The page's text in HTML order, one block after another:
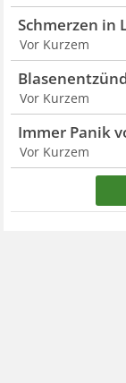
Schmerzen in
Vor Kurzem
Vor Kurzem
Immer Panik
Vor Kurzem